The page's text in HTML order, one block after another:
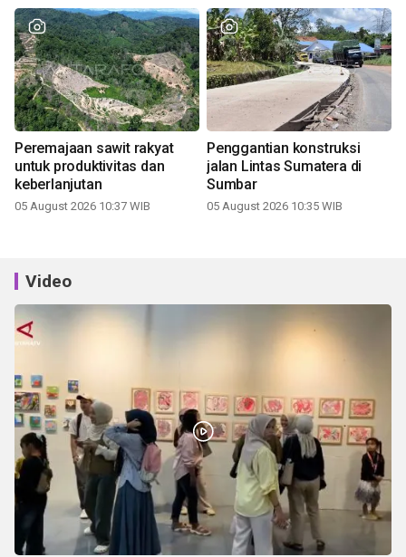
Peremajaan sawit rakyat
untuk produktivitas dan
keberlanjutan
05 August 2026 10:37 WIB
Penggantian konstruksi
jalan Lintas Sumatera di
Sumbar
05 August 2026 10:35 WIB
Video